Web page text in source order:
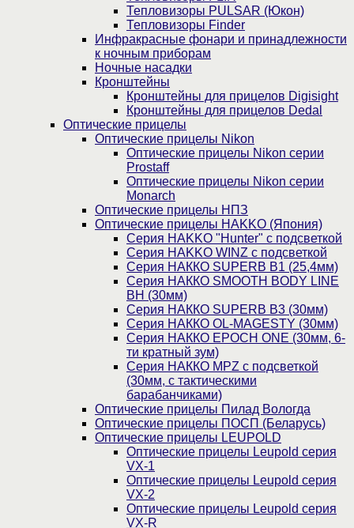
Тепловизоры PULSAR (Юкон)
Тепловизоры Finder
Инфракрасные фонари и принадлежности
к ночным приборам
Ночные насадки
Кронштейны
Кронштейны для прицелов Digisight
Кронштейны для прицелов Dedal
Оптические прицелы
Оптические прицелы Nikon
Оптические прицелы Nikon серии
Prostaff
Оптические прицелы Nikon серии
Monarch
Оптические прицелы НПЗ
Оптические прицелы HAKKO (Япония)
Cерия HAKKO "Hunter" с подсветкой
Серия НAKKO WINZ с подсветкой
Серия НАККО SUPERB B1 (25,4мм)
Серия НАККО SMOOTH BODY LINE
BH (30мм)
Серия НАККО SUPERB B3 (30мм)
Серия НАККО OL-MAGESTY (30мм)
Серия НАККО EPOCH ONE (30мм, 6-
ти кратный зум)
Серия НАККО MPZ с подсветкой
(30мм, c тактическими
барабанчиками)
Оптические прицелы Пилад Вологда
Оптические прицелы ПОСП (Беларусь)
Оптические прицелы LEUPOLD
Оптические прицелы Leupold серия
VX-1
Оптические прицелы Leupold серия
VX-2
Оптические прицелы Leupold серия
VX-R